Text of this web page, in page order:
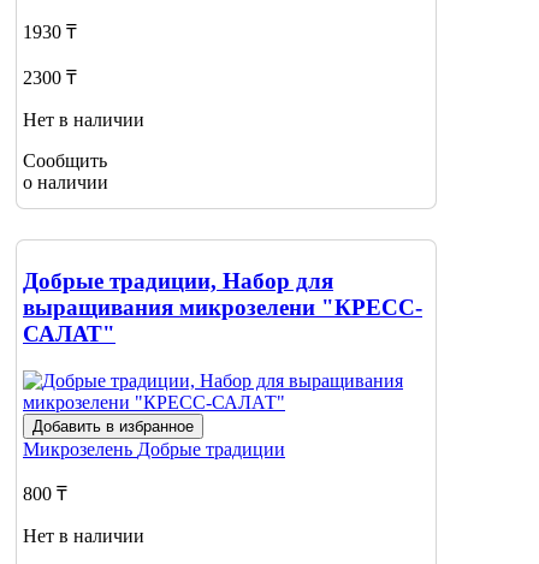
1930 ₸
2300 ₸
Нет в наличии
Сообщить
о наличии
Добрые традиции, Набор для
выращивания микрозелени "КРЕСС-
САЛАТ"
Добавить в избранное
Микрозелень Добрые традиции
800 ₸
Нет в наличии